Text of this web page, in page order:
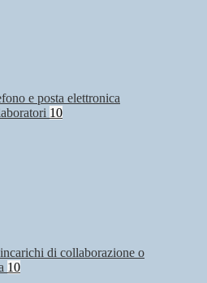
e posta elettronica
10
di collaborazione o
10